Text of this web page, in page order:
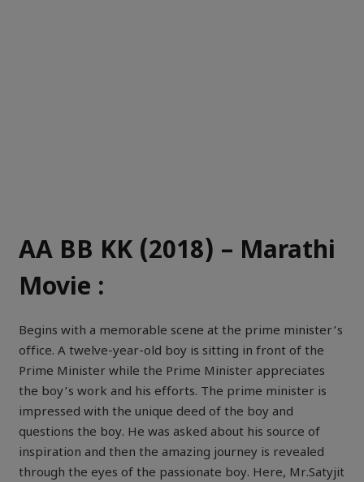
AA BB KK (2018) – Marathi
Movie :
Begins with a memorable scene at the prime minister’s
office. A twelve-year-old boy is sitting in front of the
Prime Minister while the Prime Minister appreciates
the boy’s work and his efforts. The prime minister is
impressed with the unique deed of the boy and
questions the boy. He was asked about his source of
inspiration and then the amazing journey is revealed
through the eyes of the passionate boy. Here, Mr.Satyjit